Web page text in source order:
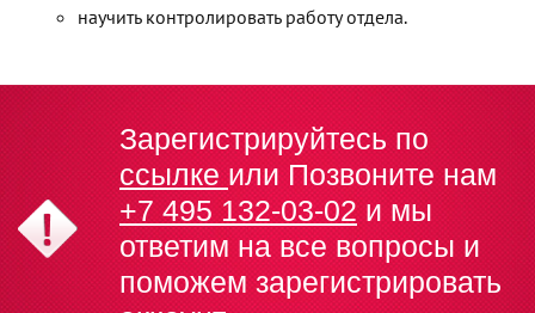
научить контролировать работу отдела.
Зарегистрируйтесь по
ссылкеили Позвоните нам
+7 495 132-03-02и мы
ответим на все вопросы и
поможем зарегистрировать